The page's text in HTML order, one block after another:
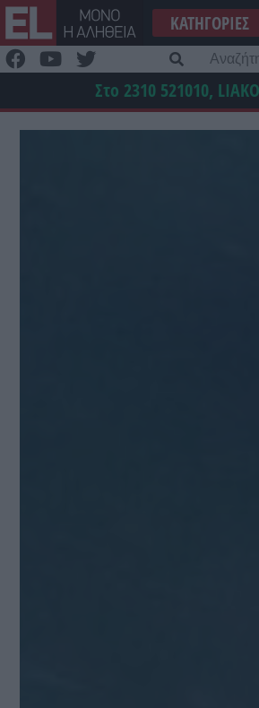
Μετάβαση
στο
περιεχόμενο
ΚΑΤΗΓΟΡΊΕΣ
Στο 2310 521010,